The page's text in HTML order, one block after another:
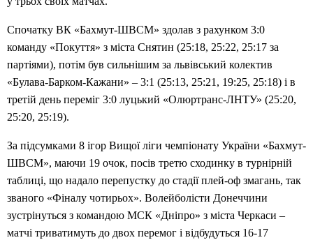
Спочатку ВК «Бахмут-ШВСМ» здолав з рахунком 3:0
команду «Покуття» з міста Снятин (25:18, 25:22, 25:17 за
партіями), потім був сильнішим за львівський колектив
«Булава-Барком-Кажани» – 3:1 (25:13, 25:21, 19:25, 25:18) і в
третій день переміг 3:0 луцький «Олюртранс-ЛНТУ» (25:20,
25:20, 25:19).
За підсумками 8 ігор Вищої ліги чемпіонату України «Бахмут-
ШВСМ», маючи 19 очок, посів третю сходинку в турнірній
таблиці, що надало перепустку до стадії плей-оф змагань, так
званого «Фіналу чотирьох». Волейболісти Донеччини
зустрінуться з командою МСК «Дніпро» з міста Черкаси –
матчі триватимуть до двох перемог і відбудуться 16-17